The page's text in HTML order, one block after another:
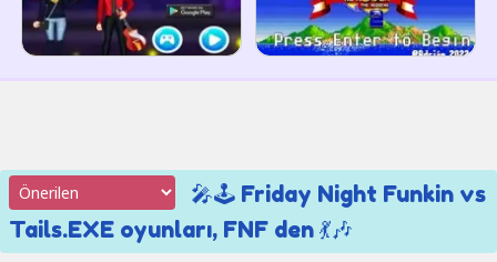
🎤🕹️ Friday Night Funkin vs
Tails.EXE oyunları, FNF den 💃🎶